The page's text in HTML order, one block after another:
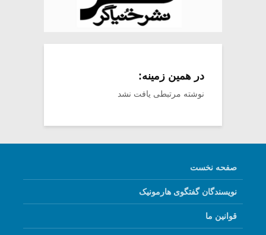
در همین زمینه:
نوشته مرتبطی یافت نشد
صفحه نخست
نویسندگان گفتگوی هارمونیک
قوانین ما